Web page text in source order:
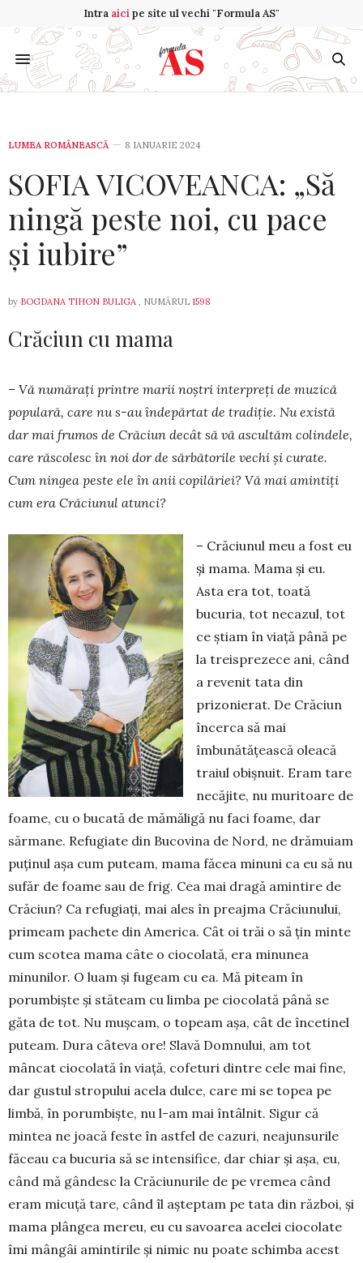
Intra aicipe site ul vechi "Formula AS"
LUMEA ROMÂNEASCĂ 8 IANUARIE 2024
SOFIA VICOVEANCA: „Să
ningă peste noi, cu pace
și iubire”
by BOGDANA TIHON BULIGA , NUMĂRUL 1598
Crăciun cu mama
– Vă numărați printre marii noștri interpreți de muzică
populară, care nu s-au îndepărtat de tra­diție. Nu există
dar mai frumos de Crăciun decât să vă ascultăm colindele,
care răscolesc în noi dor de sărbătorile vechi și curate.
Cum ningea peste ele în anii copilăriei? Vă mai amintiți
cum era Crăciunul atunci?
– Crăciunul meu a fost eu
şi mama. Mama şi eu.
Asta era tot, toată
bucuria, tot necazul, tot
ce ştiam în viaţă până pe
la treisprezece ani, când
a revenit tata din
prizonierat. De Crăciun
în­cerca să mai
îmbunătăţească olea­că
traiul obişnuit. Eram tare
necăjite, nu muri­toa­re de
foame, cu o bucată de mămă­li­gă nu faci foame, dar
sărmane. Refu­giate din Buco­vina de Nord, ne dră­muiam
puţinul aşa cum puteam, mama făcea minuni ca eu să nu
sufăr de foa­me sau de frig. Cea mai dragă amintire de
Crăciun? Ca refugiaţi, mai ales în preaj­ma Crăciunului,
primeam pachete din America. Cât oi trăi o să ţin minte
cum scotea mama câte o cio­colată, era minunea
minunilor. O luam şi fugeam cu ea. Mă piteam în
porumbişte şi stăteam cu limba pe cio­colată până se
găta de tot. Nu muşcam, o topeam aşa, cât de încetinel
puteam. Dura câteva ore! Slavă Domnului, am tot
mâncat ciocolată în viață, cofe­turi dintre cele mai fine,
dar gustul stropului acela dul­ce, care mi se topea pe
limbă, în porum­bişte, nu l-am mai întâlnit. Sigur că
mintea ne joacă feste în astfel de cazuri, neajun­su­rile
fă­ceau ca bucuria să se intensifice, dar chiar şi aşa, eu,
când mă gândesc la Cră­ciunurile de pe vre­mea când
eram mi­cu­ţă tare, când îl aşteptam pe tata din răz­boi, şi
mama plângea mereu, eu cu sa­voarea acelei ciocolate
îmi mângâi amin­tirile şi nimic nu poate schimba acest